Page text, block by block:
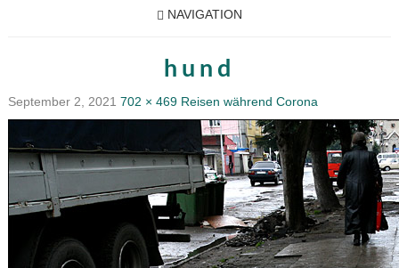
NAVIGATION
hund
September 2, 2021 702 × 469 Reisen während Corona